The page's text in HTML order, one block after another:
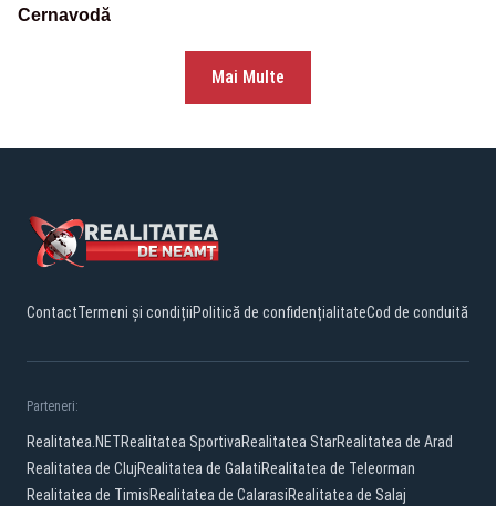
Cernavodă
Mai Multe
ContactTermeni și condițiiPolitică de confidențialitateCod de conduită
Parteneri:
Realitatea.NETRealitatea SportivaRealitatea StarRealitatea de Arad
Realitatea de ClujRealitatea de GalatiRealitatea de Teleorman
Realitatea de TimisRealitatea de CalarasiRealitatea de Salaj